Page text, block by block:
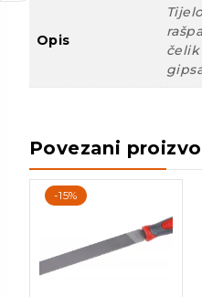
Opis
čelik
Povezani
-15%